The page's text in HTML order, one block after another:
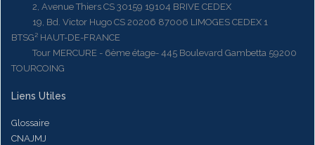
2, Avenue Thiers CS 30159 19104 BRIVE CEDEX
19, Bd. Victor Hugo CS 20206 87006 LIMOGES CEDEX 1
BTSG² HAUT-DE-FRANCE
Tour MERCURE - 6ème étage- 445 Boulevard Gambetta 59200
TOURCOING
Liens Utiles
Glossaire
CNAJMJ